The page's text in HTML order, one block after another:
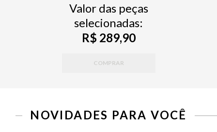
Valor das peças
selecionadas:
R$ 289,90
COMPRAR
NOVIDADES PARA VOCÊ